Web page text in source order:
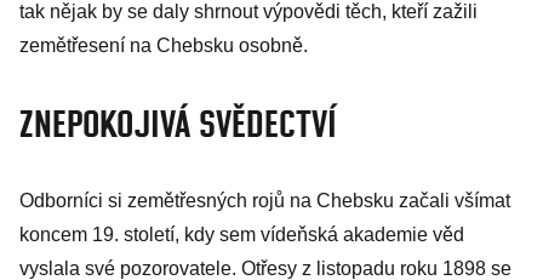
tak nějak by se daly shrnout výpovědi těch, kteří zažili
zemětřesení na Chebsku osobně.
ZNEPOKOJIVÁ SVĚDECTVÍ
Odborníci si zemětřesných rojů na Chebsku začali všímat
koncem 19. století, kdy sem vídeňská akademie věd
vyslala své pozorovatele. Otřesy z listopadu roku 1898 se